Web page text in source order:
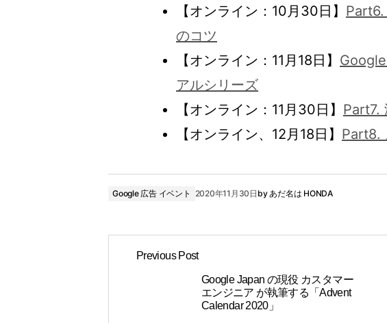
【オンライン：10月30日】 Part6.
のコツ
【オンライン：11月18日】
アルシリーズ
【オンライン：11月30日】 Part7.
【オンライン、12月18日】 Part8.
Google 広告 イベント 2020年11月30日 by あだ名は HONDA
Previous Post
Google Japan の現役 カスタマー
エンジニア が執筆する「Advent
Calendar 2020」